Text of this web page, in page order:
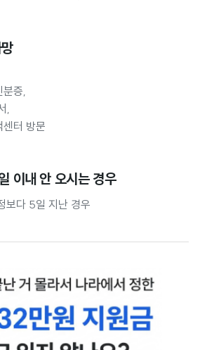
증,
,
터 방문
이내 안 오시는 경우
보다 5일 지난 경우